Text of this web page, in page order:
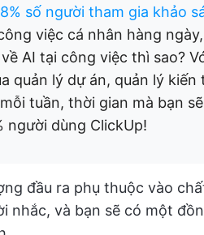
số người tham gia khảo
việc cá nhân hàng
AI tại công việc thì sao?
quản lý dự án, quản lý
tuần, thời gian mà bạn
người dùng ClickUp!
đầu ra phụ thuộc vào
nhắc, và bạn sẽ có một